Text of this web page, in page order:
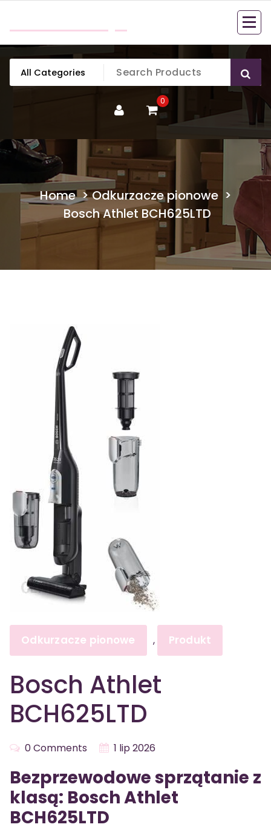
content
0
Home>Odkurzacze pionowe >
Bosch Athlet BCH625LTD
Odkurzacze pionowe , Produkt
Bosch Athlet
BCH625LTD
0 Comments 1 lip 2026
Bezprzewodowe sprzątanie z
klasą: Bosch Athlet
BCH625LTD